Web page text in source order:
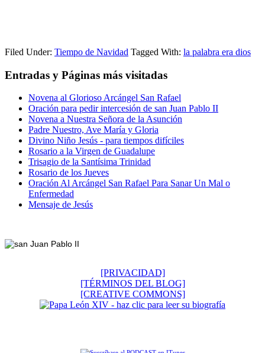
Filed Under: Tiempo de Navidad Tagged With: la palabra era dios
Entradas y Páginas más visitadas
Novena al Glorioso Arcángel San Rafael
Oración para pedir intercesión de san Juan Pablo II
Novena a Nuestra Señora de la Asunción
Padre Nuestro, Ave María y Gloria
Divino Niño Jesús - para tiempos difíciles
Rosario a la Virgen de Guadalupe
Trisagio de la Santísima Trinidad
Rosario de los Jueves
Oración Al Arcángel San Rafael Para Sanar Un Mal o
Enfermedad
Mensaje de Jesús
[PRIVACIDAD]
[TÉRMINOS DEL BLOG]
[CREATIVE COMMONS]